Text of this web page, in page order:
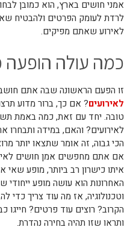
אמני חושים בארץ, הוא כמובן
לרדת לעומק הפרטים ולהבטיח
לאירוע שאתם מפיקים.
כמה עולה הופעה
זו הפעם הראשונה שבה אתם
לאירועים? אם כך, ברור מדוע
טובה. יחד עם זאת, כמה באמת
לאירועים? והאם, במידה
הכי גבוה, זה אומר שתצאו יותר
אם אתם מחפשים אמן חושים
איתו כישרון רב ביותר, מופע
האחרונות הוא עושה מופע ייחודי
וטכנולוגיה, אז מה עוד צריך כדי
ותראו שזו תהיה בחירה נהדרת.